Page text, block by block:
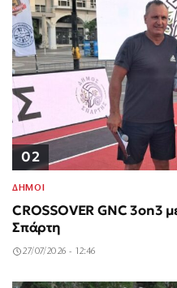
02
ΔΗΜΟΙ
CROSSOVER GNC 3on3
Σπάρτη
27/07/2026 - 12:46